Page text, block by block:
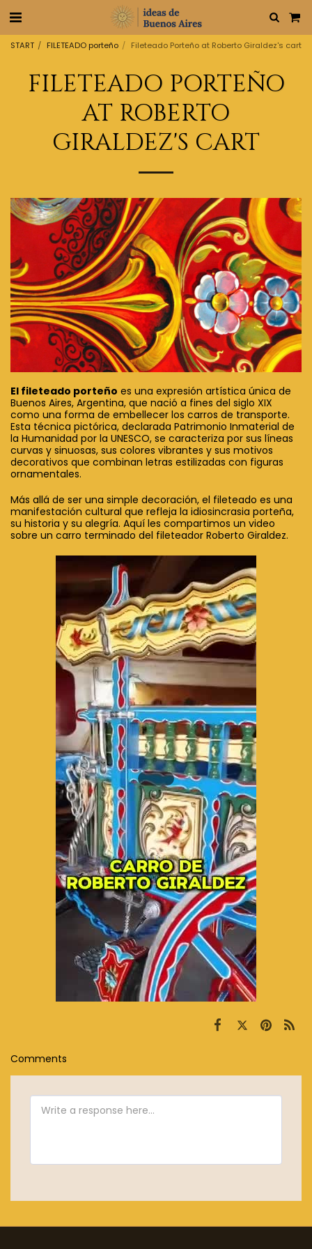
START FILETEADO porteño Fileteado Porteño at Roberto Giraldez's cart
FILETEADO PORTEÑO
AT ROBERTO
GIRALDEZ'S CART
El fileteado porteño es una expresión artística única de
Buenos Aires, Argentina, que nació a fines del siglo XIX
como una forma de embellecer los carros de transporte.
Esta técnica pictórica, declarada Patrimonio Inmaterial de
la Humanidad por la UNESCO, se caracteriza por sus líneas
curvas y sinuosas, sus colores vibrantes y sus motivos
decorativos que combinan letras estilizadas con figuras
ornamentales.
Más allá de ser una simple decoración, el fileteado es una
manifestación cultural que refleja la idiosincrasia porteña,
su historia y su alegría. Aquí les compartimos un video
sobre un carro terminado del fileteador Roberto Giraldez.
Comments